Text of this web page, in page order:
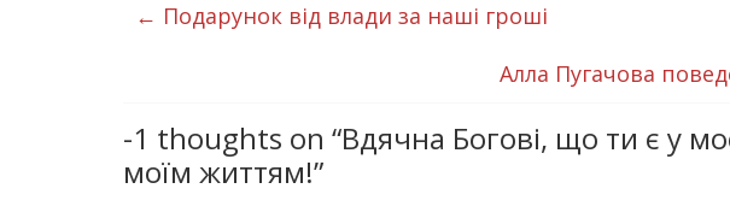
← Подарунок від влади за наші гроші
Алла Пугачова
-1 thoughts on “Вдячна Богові, що ти є у
моїм життям!”